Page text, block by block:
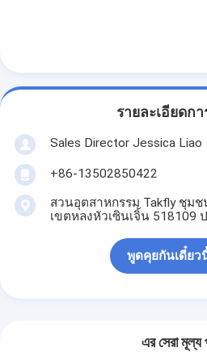
รายละเอียดก
Sales Director Jessica Liao
+86-13502850422
สวนอุตสาหกรรม Takfly ชุมช
เขตหลงหัวเซินเจิ้น 518109
พูดคุยกันเดี๋ยว
এর সেরা মূল্য